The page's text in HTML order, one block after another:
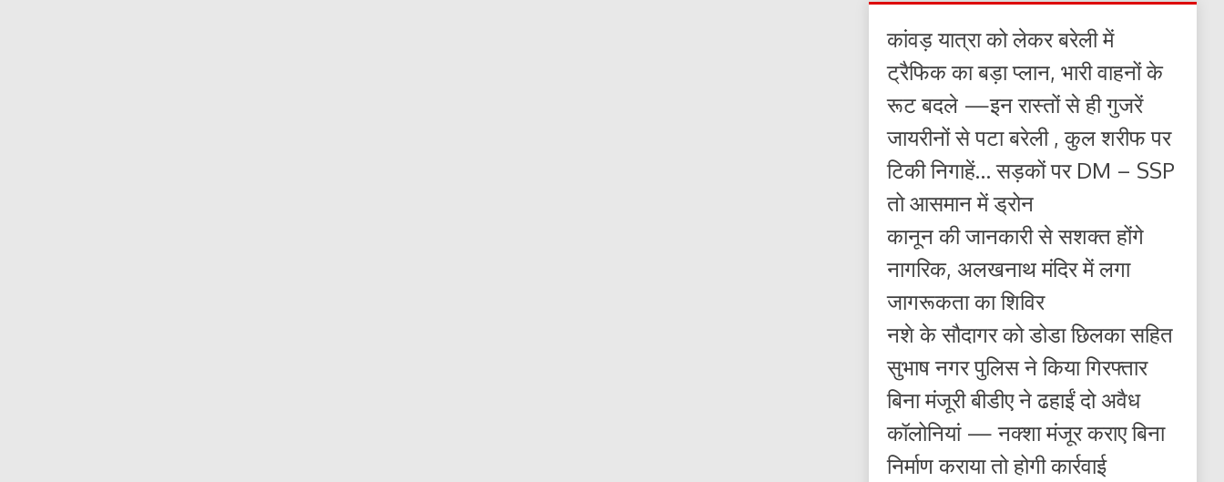
कांवड़ यात्रा को लेकर बरेली में
ट्रैफिक का बड़ा प्लान, भारी वाहनों के
रूट बदले —इन रास्तों से ही गुजरें
जायरीनों से पटा बरेली , कुल शरीफ पर
टिकी निगाहें… सड़कों पर DM – SSP
तो आसमान में ड्रोन
कानून की जानकारी से सशक्त होंगे
नागरिक, अलखनाथ मंदिर में लगा
जागरूकता का शिविर
नशे के सौदागर को डोडा छिलका सहित
सुभाष नगर पुलिस ने किया गिरफ्तार
बिना मंजूरी बीडीए ने ढहाईं दो अवैध
कॉलोनियां — नक्शा मंजूर कराए बिना
निर्माण कराया तो होगी कार्रवाई